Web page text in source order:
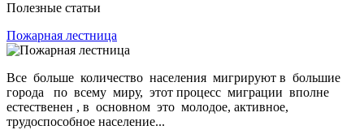
Полезные статьи
Пожарная лестница
Все больше количество населения мигрируют в большие
города по всему миру, этот процесс миграции вполне
естественен , в основном это молодое, активное,
трудоспособное население...